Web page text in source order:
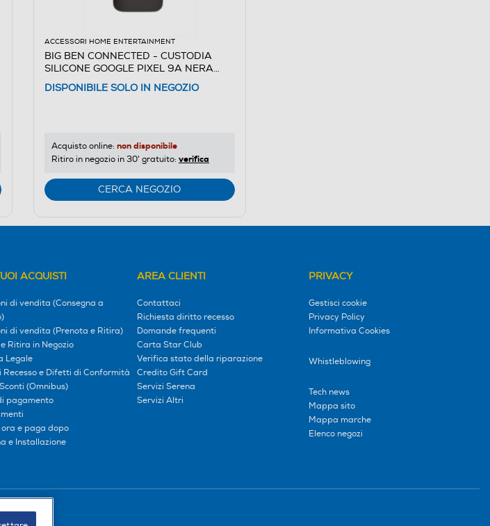
ACCESSORI HOME ENTERTAINMENT
BIG BEN CONNECTED - CUSTODIA
SILICONE GOOGLE PIXEL 9A NERA
TENSOR G4-Nero
DISPONIBILE SOLO IN NEGOZIO
Acquisto online: non disponibile
Ritiro in negozio in 30' gratuito: verifica
CERCA NEGOZIO
ACQUISTI
di vendita (Consegna a
di vendita (Prenota e Ritira)
Ritira in Negozio
Legale
Recesso e Difetti di Conformità
(Omnibus)
pagamento
e paga dopo
e Installazione
AREA CLIENTI
Contattaci
Richiesta diritto recesso
Domande frequenti
Carta Star Club
Verifica stato della riparazione
Credito Gift Card
Servizi Serena
Servizi Altri
PRIVACY
Gestisci cookie
Privacy Policy
Informativa Cookies
Whistleblowing
Tech news
Mappa sito
Mappa marche
Elenco negozi
sui social